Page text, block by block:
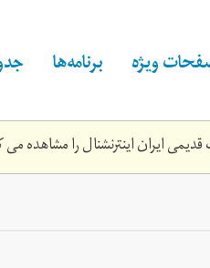
ویژه برنامه‌ها
ایران اینترنشنال را مشاهده